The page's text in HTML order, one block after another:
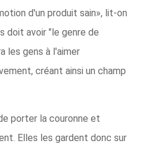
d'un produit sain», lit-on
doit avoir "le genre de
les gens à l'aimer
créant ainsi un champ
porter la couronne et
Elles les gardent donc sur